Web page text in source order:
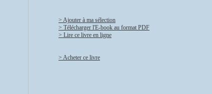
> Ajouter à ma sélection
> Télécharger l'E-book au format PDF
> Lire ce livre en ligne
> Acheter ce livre